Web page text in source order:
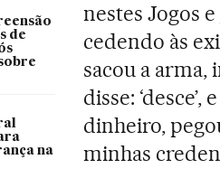
de
na
nestes Jogos e
cedendo às
sacou a arma,
disse:
dinheiro,
minhas